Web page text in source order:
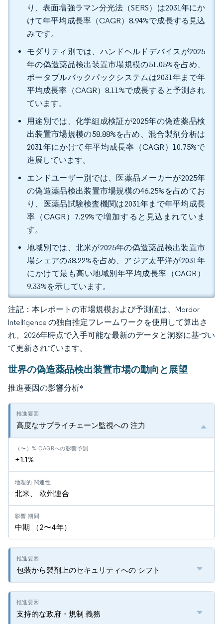
り、表面増強ラマン分光法（SERS）は2031年にか
けて年平均成長率（CAGR）8.94%で成長する見込
みです。
モダリティ別では、ハンドヘルドデバイスが2025
年の偽造薬品検出装置市場規模の51.05%を占め、
ポータブルバックパックシステムは2031年まで年
平均成長率（CAGR）8.11%で成長すると予測され
ています。
用途別では、化学組成検証が2025年の偽造薬品検
出装置市場規模の58.88%を占め、混合製剤分析は
2031年にかけて年平均成長率（CAGR）10.75%で
進展しています。
エンドユーザー別では、医薬品メーカーが2025年
の偽造薬品検出装置市場規模の46.25%を占めてお
り、医薬品試験検査機関は2031年まで年平均成長
率（CAGR）7.29%で増加すると見込まれていま
す。
地域別では、北米が2025年の偽造薬品検出装置市
場シェアの38.22%を占め、アジア太平洋が2031年
にかけて最も高い地域別年平均成長率（CAGR）
9.33%を示しています。
注記：本レポートの市場規模および予測値は、Mordor
Intelligence の独自推定フレームワークを使用して算出さ
れ、2026年時点で入手可能な最新のデータと洞察に基づい
て更新されています。
世界の偽造薬品検出装置市場の動向と展望
推進要因の影響分析*
高度なサプライチェーン監視への 注力
+1.1%
北米、 欧州連合
中期 （2〜4年）
包装から製剤上のセキュリティへの シフト
支持的な政府・規制 義務